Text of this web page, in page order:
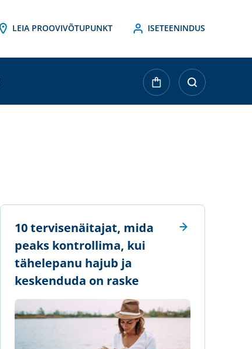
LEIA PROOVIVÕTUPUNKT ISETEENINDUS
10 tervisenäitajat, mida
peaks kontrollima, kui
tähelepanu hajub ja
keskenduda on raske